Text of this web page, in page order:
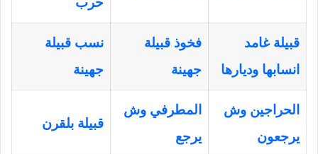
قبيلة غامد
انسابها وديارها
فخوذ قبيلة
جهينة
نسب قبيلة
جهينة
الحراجين وش
يرجعون
المطرفي وش
يرجع
قبيلة بلقرن